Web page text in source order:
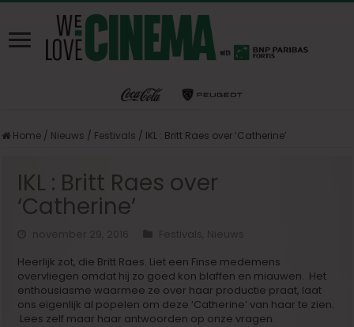
Home / Nieuws / Festivals / IKL : Britt Raes over ‘Catherine’
IKL : Britt Raes over
‘Catherine’
Heerlijk zot, die Britt Raes. Liet een Finse medemens
overvliegen omdat hij zo goed kon blaffen en miauwen. Het
enthousiasme waarmee ze over haar productie praat, laat
ons eigenlijk al popelen om deze ‘Catherine’ van haar te zien.
Lees zelf maar haar antwoorden op onze vragen.